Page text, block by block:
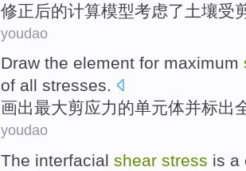
修正后的计算模型考虑了 土壤受
youdao
Draw the element for maximum
of all stresses.
画出最大剪应力的单元体并标出
youdao
The interfacial shear stress is a